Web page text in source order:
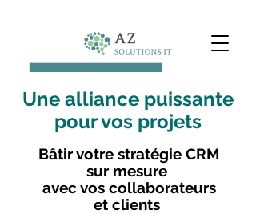
Une alliance puissante
pour vos projets
Bâtir votre stratégie CRM
sur mesure
avec vos collaborateurs
et clients